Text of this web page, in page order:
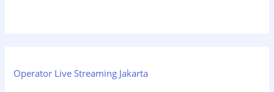
Operator Live Streaming Jakarta